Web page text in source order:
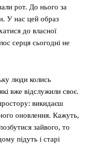
рот. До нього за
У нас цей образ
до власної
серця сьогодні не
люди колись
вже відслужили своє.
викидаєш
оновлення. Кажуть,
зайвого, то
підуть і старі